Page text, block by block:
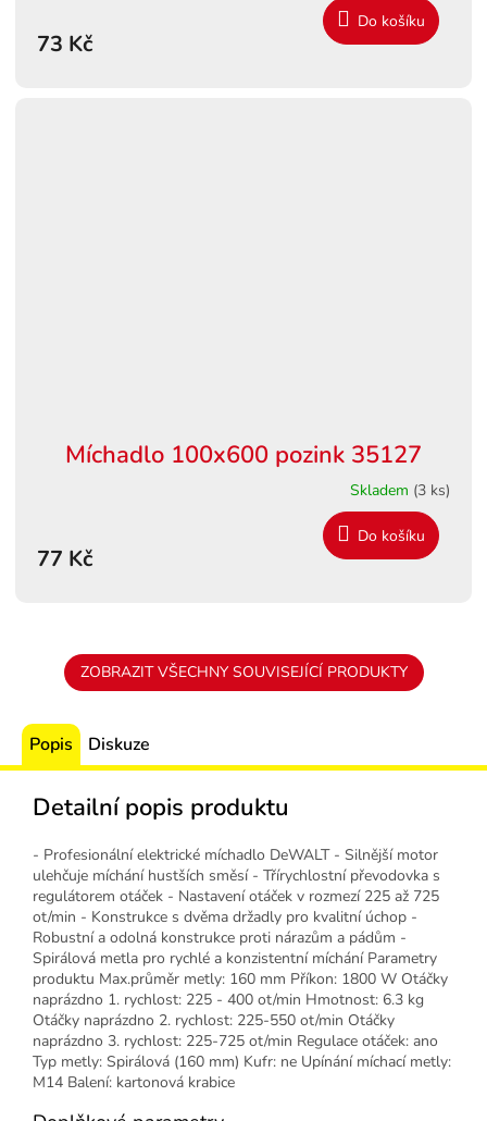
73 Kč
Do košíku
Míchadlo 100x600 pozink 35127
Skladem (3 ks)
77 Kč
Do košíku
ZOBRAZIT VŠECHNY SOUVISEJÍCÍ PRODUKTY
Popis Diskuze
Detailní popis produktu
- Profesionální elektrické míchadlo DeWALT - Silnější motor
ulehčuje míchání hustších směsí - Třírychlostní převodovka s
regulátorem otáček - Nastavení otáček v rozmezí 225 až 725
ot/min - Konstrukce s dvěma držadly pro kvalitní úchop -
Robustní a odolná konstrukce proti nárazům a pádům -
Spirálová metla pro rychlé a konzistentní míchání Parametry
produktu Max.průměr metly: 160 mm Příkon: 1800 W Otáčky
naprázdno 1. rychlost: 225 - 400 ot/min Hmotnost: 6.3 kg
Otáčky naprázdno 2. rychlost: 225-550 ot/min Otáčky
naprázdno 3. rychlost: 225-725 ot/min Regulace otáček: ano
Typ metly: Spirálová (160 mm) Kufr: ne Upínání míchací metly:
M14 Balení: kartonová krabice